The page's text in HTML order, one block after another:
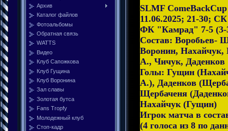
Архив
Каталог файлов
Фотоальбомы
Обратная связь
WATTS
Видео
Клуб Сапожкова
Клуб Гущина
Клуб Воронина
Зал славы
Золотая бутса
Fans Tropfy
Молодежный клуб
Стоп-кадр
SLMF
11.06.2025; 21-30;
ФК "Камрад" 7-5
Состав: Воробьев-
Воронин,
А., Чичук, Даденков
Голы: Гущин
А.), Даденков
Щербаченя
Нахайчук (Гущин)
Игрок матча в
(4 голоса из 8 по